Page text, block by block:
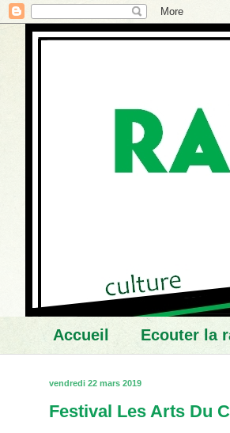
Accueil Ecouter la
vendredi 22 mars 2019
Festival Les Arts Du